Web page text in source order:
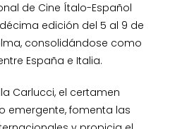
de Cine Ítalo-Español
edición del 5 al 9 de
consolidándose como
España e Italia.
Carlucci, el certamen
emergente, fomenta las